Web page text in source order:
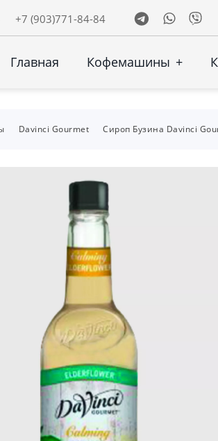
+7 (903)771-84-84 TelegramWhatsapp
Главная Кофемашины +
Davinci Gourmet Сироп Бузина Davinci